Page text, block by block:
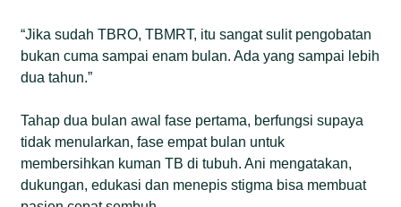
“Jika sudah TBRO, TBMRT, itu sangat sulit pengobatan
bukan cuma sampai enam bulan. Ada yang sampai lebih
dua tahun.”
Tahap dua bulan awal fase pertama, berfungsi supaya
tidak menularkan, fase empat bulan untuk
membersihkan kuman TB di tubuh. Ani mengatakan,
dukungan, edukasi dan menepis stigma bisa membuat